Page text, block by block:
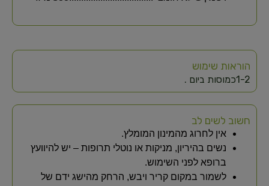
הוראות שימוש
1-2כמוסות ביום .
חשוב לשים לב
אין לחרוג מהמינון המומלץ.
נשים בהיריון, מניקות או נוטלי תרופות – יש להיוועץ
ברופא לפני השימוש.
לשמור במקום קריר ויבש, הרחק מהישג ידם של